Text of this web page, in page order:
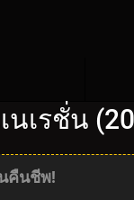
เรชั่น
คืนชีพ!